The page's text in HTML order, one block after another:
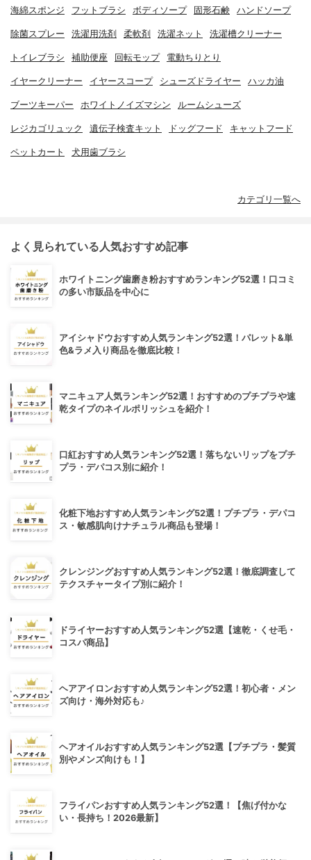
海綿スポンジ フットブラシ ボディソープ 固形石鹸 ハンドソープ
除菌スプレー 洗濯用洗剤 柔軟剤 洗濯ネット 洗濯槽クリーナー
トイレブラシ 補助便座 回転モップ 電動ちりとり
イヤークリーナー イヤースコープ シューズドライヤー ハッカ油
ブーツキーパー ホワイトノイズマシン ルームシューズ
レジカゴリュック 遺伝子検査キット ドッグフード キャットフード
ペットカート 犬用歯ブラシ
カテゴリ一覧へ
よく見られている人気おすすめ記事
ホワイトニング歯磨き粉おすすめランキング52選！口コミ
の多い市販品を中心に
アイシャドウおすすめ人気ランキング52選！パレット&単
色&ラメ入り商品を徹底比較！
マニキュア人気ランキング52選！おすすめのプチプラや速
乾タイプのネイルポリッシュを紹介！
口紅おすすめ人気ランキング52選！落ちないリップをプチ
プラ・デパコス別に紹介！
化粧下地おすすめ人気ランキング52選！プチプラ・デパコ
ス・敏感肌向けナチュラル商品も登場！
クレンジングおすすめ人気ランキング52選！徹底調査して
テクスチャータイプ別に紹介！
ドライヤーおすすめ人気ランキング52選【速乾・くせ毛・
コスパ商品】
ヘアアイロンおすすめ人気ランキング52選！初心者・メン
ズ向け・海外対応も♪
ヘアオイルおすすめ人気ランキング52選【プチプラ・髪質
別やメンズ向けも！】
フライパンおすすめ人気ランキング52選！【焦げ付かな
い・長持ち！2026最新】